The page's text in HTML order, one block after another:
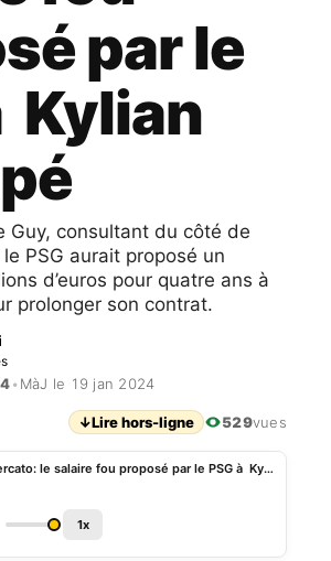
par le
Kylian
Guy, consultant du côté de
PSG aurait proposé un
d’euros pour quatre ans à
prolonger son contrat.
• MàJ le 19 jan 2024
↓Lire hors-ligne 529vues
Mercato: le salaire fou proposé par le PSG à Kylian Mbappé
1x